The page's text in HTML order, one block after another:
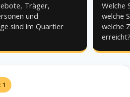
Träger,
und
sind im Quartier
Welche
welche
welche
erreicht?